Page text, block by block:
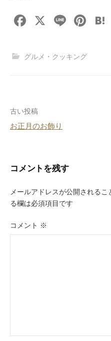
F
c
o
k
X
Li
e
Pi
グルメ・クッキング
投
稿
ビ
ゲ
ー
シ
古い投稿
お正月のお飾り
コメントを残す
メールアドレスが公開されるこ
る欄は必須項目です
コメント ※